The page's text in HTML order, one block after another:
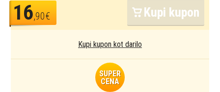
16,90€ Kupi kupon
Kupi kupon kot darilo
SUPER
CENA